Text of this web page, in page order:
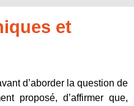
et
d’aborder la question de
proposé, d’affirmer que,